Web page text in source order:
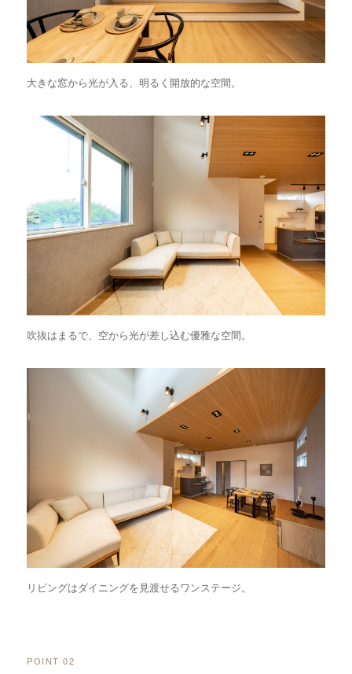
大きな窓から光が入る、明るく開放的な空間。
吹抜はまるで、空から光が差し込む優雅な空間。
リビングはダイニングを見渡せるワンステージ。
POINT 02